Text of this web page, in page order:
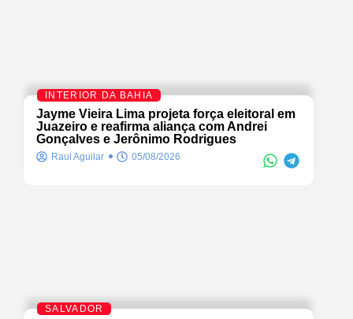
INTERIOR DA BAHIA
Jayme Vieira Lima projeta força eleitoral em
Juazeiro e reafirma aliança com Andrei
Gonçalves e Jerônimo Rodrigues
Raul Aguilar 05/08/2026
SALVADOR